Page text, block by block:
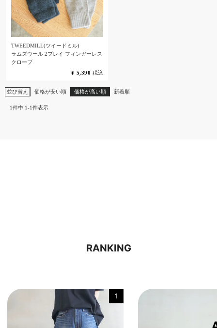
TWEEDMILL(ツイードミル)
ラムズウール 2プレイ フィンガーレス
クローブ
¥ 5,390 税込
並び替え 価格が安い順 価格が高い順 新着順
1 件中 1 -1 件表示
RANKING
1